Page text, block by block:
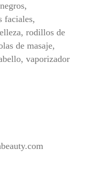
faciales,
rodillos de
de masaje,
vaporizador